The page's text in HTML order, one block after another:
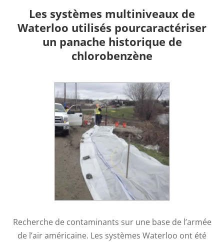
Les systèmes multiniveaux de
Waterloo utilisés pourcaractériser
un panache historique de
chlorobenzène
Recherche de contaminants sur une base de l’armée
de l’air américaine. Les systèmes Waterloo ont été